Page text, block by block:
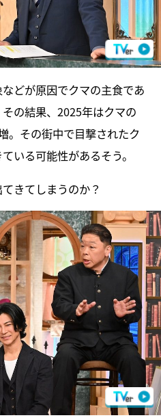
どが原因でクマの主食であ
の結果、2025年はクマの
。その街中で目撃されたク
いる可能性があるそう。
きてしまうのか？